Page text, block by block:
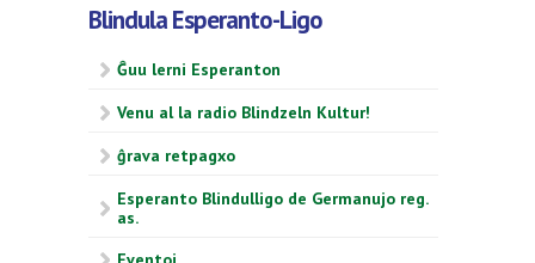
Blindula Esperanto-Ligo
Ĝuu lerni Esperanton
Venu al la radio Blindzeln Kultur!
ĝrava retpagxo
Esperanto Blindulligo de Germanujo reg.
as.